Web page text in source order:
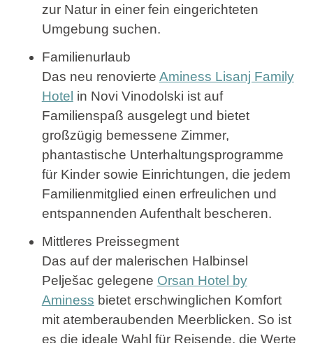
zur Natur in einer fein eingerichteten
Umgebung suchen.
Familienurlaub
Das neu renovierte Aminess Lisanj Family
Hotel in Novi Vinodolski ist auf
Familienspaß ausgelegt und bietet
großzügig bemessene Zimmer,
phantastische Unterhaltungsprogramme
für Kinder sowie Einrichtungen, die jedem
Familienmitglied einen erfreulichen und
entspannenden Aufenthalt bescheren.
Mittleres Preissegment
Das auf der malerischen Halbinsel
Pelješac gelegene Orsan Hotel by
Aminess bietet erschwinglichen Komfort
mit atemberaubenden Meerblicken. So ist
es die ideale Wahl für Reisende, die Werte